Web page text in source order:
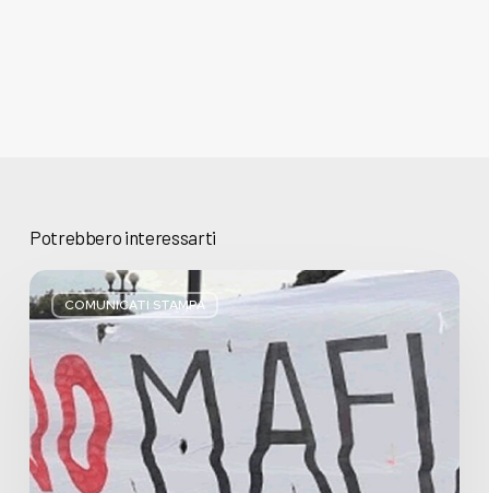
Potrebbero interessarti
COMUNICATI STAMPA
Basta
bugie,
Regione
Lombardia
pratica
l’antimafia
solo
a
parole